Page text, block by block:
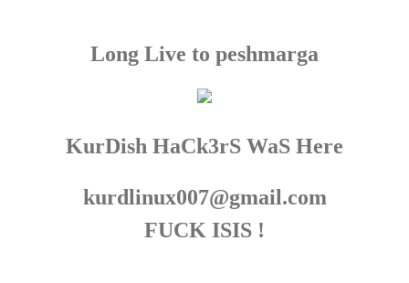
Long Live to peshmarga
KurDish HaCk3rS WaS Here
kurdlinux007@gmail.com
FUCK ISIS !